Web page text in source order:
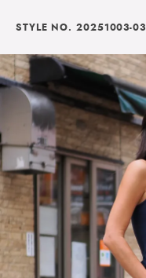
STYLE NO. 20251003-03